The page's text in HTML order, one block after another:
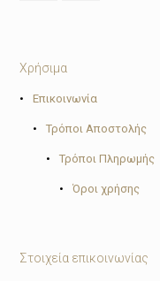
Χρήσιμα
• Επικοινωνία
• Τρόποι Αποστολής
• Τρόποι Πληρωμής
• Όροι χρήσης
Στοιχεία επικοινωνίας